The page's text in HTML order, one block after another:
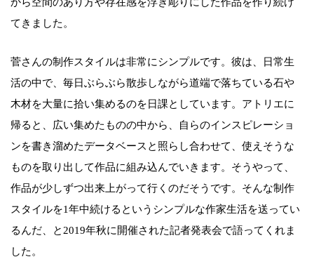
から空間のあり方や存在感を浮き彫りにした作品を作り続け
てきました。
菅さんの制作スタイルは非常にシンプルです。彼は、日常生
活の中で、毎日ぶらぶら散歩しながら道端で落ちている石や
木材を大量に拾い集めるのを日課としています。アトリエに
帰ると、広い集めたものの中から、自らのインスピレーショ
ンを書き溜めたデータベースと照らし合わせて、使えそうな
ものを取り出して作品に組み込んでいきます。そうやって、
作品が少しずつ出来上がって行くのだそうです。そんな制作
スタイルを1年中続けるというシンプルな作家生活を送ってい
るんだ、と2019年秋に開催された記者発表会で語ってくれま
した。